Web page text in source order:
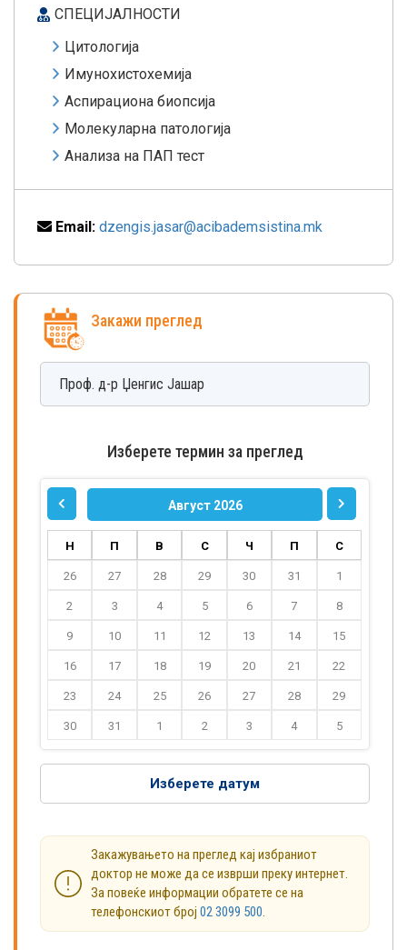
СПЕЦИЈАЛНОСТИ
Цитологија
Имунохистохемија
Аспирациона биопсија
Молекуларна патологија
Анализа на ПАП тест
Email: dzengis.jasar@acibademsistina.mk
Закажи преглед
Проф. д-р Џенгис Јашар
Изберете термин за преглед
Август 2026
Н П В С Ч П С
26 27 28 29 30 31 1
2 3 4 5 6 7 8
9 10 11 12 13 14 15
16 17 18 19 20 21 22
23 24 25 26 27 28 29
30 31 1 2 3 4 5
Изберете датум
Закажувањето на преглед кај избраниот
доктор не може да се изврши преку интернет.
За повеќе информации обратете се на
телефонскиот број 02 3099 500.